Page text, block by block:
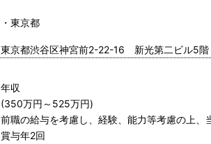
東京都
東京都渋谷区神宮前2-22-16 新光第二ビル5階
年収
(350万円～525万円)
前職の給与を考慮し、経験、能力等考慮の上、
賞与年2回